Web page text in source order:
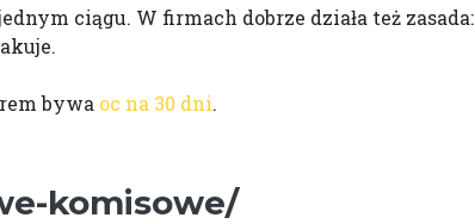
ciągu. W firmach dobrze działa też zasada:
bywa oc na 30 dni.
komisowe/